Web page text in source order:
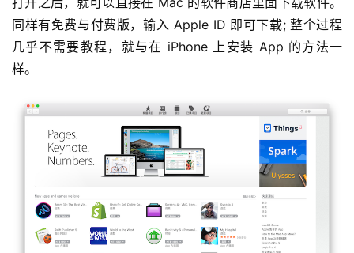
同样有免费与付费版，输入 Apple ID 即可下载; 整个过程
几乎不需要教程，就与在 iPhone 上安装 App 的方法一
样。